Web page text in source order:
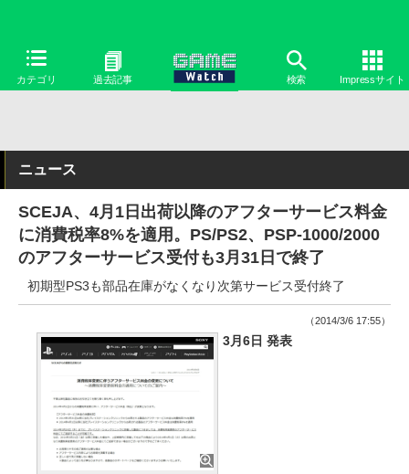
カテゴリ 過去記事 検索 Impressサイト
ニュース
SCEJA、4月1日出荷以降のアフターサービス料金
に消費税率8%を適用。PS/PS2、PSP-1000/2000
のアフターサービス受付も3月31日で終了
初期型PS3も部品在庫がなくなり次第サービス受付終了
（2014/3/6 17:55）
3月6日 発表